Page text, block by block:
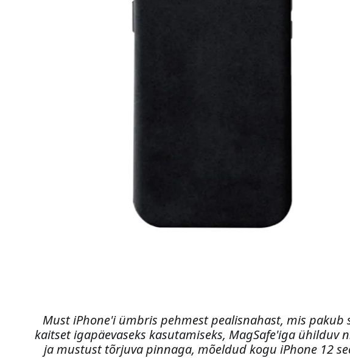
Must iPhone'i ümbris pehmest pealisnahast, mis pakub
kaitset igapäevaseks kasutamiseks, MagSafe'iga ühilduv
ja mustust tõrjuva pinnaga, mõeldud kogu iPhone 12